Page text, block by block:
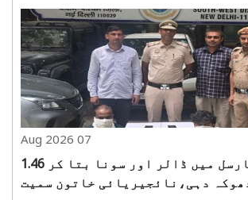
بیٹی کے حمل کا انکشاف ہونے پر باپ
کا خدشہ تھا۔ اس لیے وہ ایک رشتہ
دار..
07 Aug 2026
غیر ملکی پارسل میں ڈالر اور سونا بتا کر 1.46
دہی،نائجیریائی خاتون سمیت